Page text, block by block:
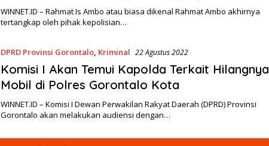
WINNET.ID – Rahmat Is Ambo atau biasa dikenal Rahmat Ambo akhirnya
tertangkap oleh pihak kepolisian…
DPRD Provinsi Gorontalo, Kriminal 22 Agustus 2022
Komisi I Akan Temui Kapolda Terkait Hilangnya
Mobil di Polres Gorontalo Kota
WINNET.ID – Komisi I Dewan Perwakilan Rakyat Daerah (DPRD) Provinsi
Gorontalo akan melakukan audiensi dengan…